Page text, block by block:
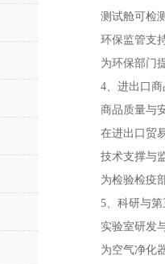
测试舱可检
环保监管支
为环保部门
4、进出口
商品质量与
在进出口贸
技术支撑与
为检验检疫
5、科研与
实验室研发
为空气净化